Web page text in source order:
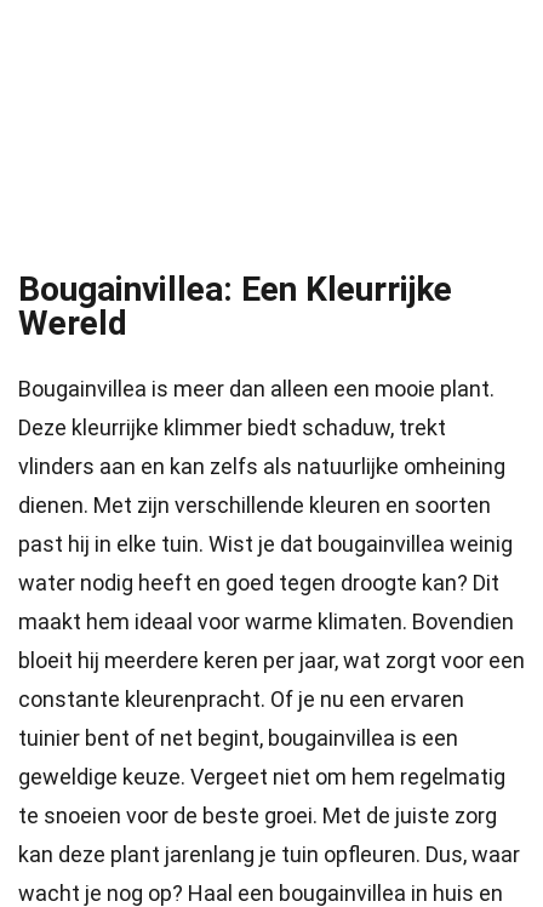
Bougainvillea: Een Kleurrijke
Wereld
Bougainvillea is meer dan alleen een mooie plant.
Deze kleurrijke klimmer biedt schaduw, trekt
vlinders aan en kan zelfs als natuurlijke omheining
dienen. Met zijn verschillende kleuren en soorten
past hij in elke tuin. Wist je dat bougainvillea weinig
water nodig heeft en goed tegen droogte kan? Dit
maakt hem ideaal voor warme klimaten. Bovendien
bloeit hij meerdere keren per jaar, wat zorgt voor een
constante kleurenpracht. Of je nu een ervaren
tuinier bent of net begint, bougainvillea is een
geweldige keuze. Vergeet niet om hem regelmatig
te snoeien voor de beste groei. Met de juiste zorg
kan deze plant jarenlang je tuin opfleuren. Dus, waar
wacht je nog op? Haal een bougainvillea in huis en